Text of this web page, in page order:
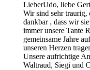
LieberUdo, liebe
Wir sind sehr traurig,
dankbar , dass wir
immer unsere Tante
gemeinsame Jahre
unseren Herzen
Unsere aufrichtige
Waltraud, Siegi und